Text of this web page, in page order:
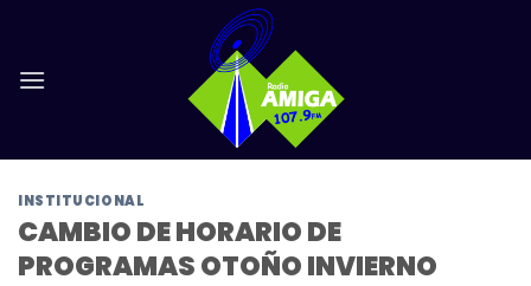
contenido
INSTITUCIONAL
CAMBIO DE HORARIO DE
PROGRAMAS OTOÑO INVIERNO